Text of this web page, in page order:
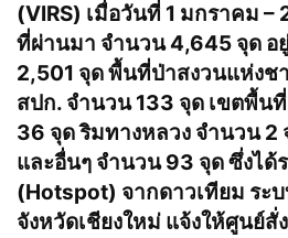
(VIRS) เมื่อวันที่ 1 มกราคม
ที่ผ่านมา จำนวน 4,645 จุด
2,501 จุด พื้นที่ป่าสงวนแห่งช
สปก. จำนวน 133 จุด เขตพื้น
36 จุด ริมทางหลวง จำนวน
และอื่นๆ จำนวน 93 จุด ซึ่งได้
(Hotspot) จากดาวเทียม ระ
จังหวัดเชียงใหม่ แจ้งให้ศูนย์สั่